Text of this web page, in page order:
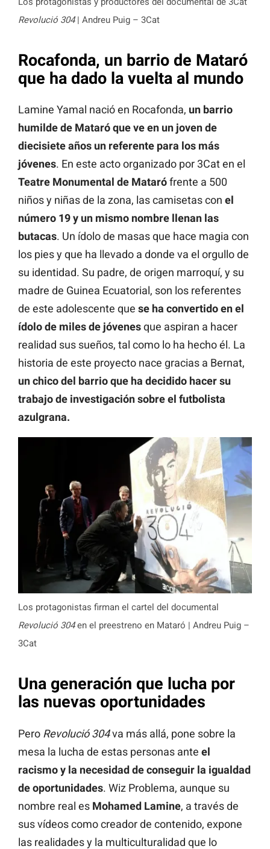
Revolució 304| Andreu Puig – 3Cat
Rocafonda, un barrio de Mataró
que ha dado la vuelta al mundo
Lamine Yamal nació en Rocafonda, un barrio
humilde de Mataró que ve en un joven de
diecisiete años un referente para los más
jóvenes. En este acto organizado por 3Cat en el
Teatre Monumental de Matarófrente a 500
niños y niñas de la zona, las camisetas con el
número 19 y un mismo nombre llenan las
butacas. Un ídolo de masas que hace magia con
los pies y que ha llevado a donde va el orgullo de
su identidad. Su padre, de origen marroquí, y su
madre de Guinea Ecuatorial, son los referentes
de este adolescente que se ha convertido en el
ídolo de miles de jóvenesque aspiran a hacer
realidad sus sueños, tal como lo ha hecho él. La
historia de este proyecto nace gracias a Bernat,
un chico del barrio que ha decidido hacer su
trabajo de investigación sobre el futbolista
azulgrana.
Los protagonistas firman el cartel del documental
Revolució 304en el preestreno en Mataró | Andreu Puig –
3Cat
Una generación que lucha por
las nuevas oportunidades
Pero Revolució 304va más allá, pone sobre la
mesa la lucha de estas personas ante el
racismo y la necesidad de conseguir la igualdad
de oportunidades. Wiz Problema, aunque su
nombre real es Mohamed Lamine, a través de
sus vídeos como creador de contenido, expone
las realidades y la multiculturalidad que lo